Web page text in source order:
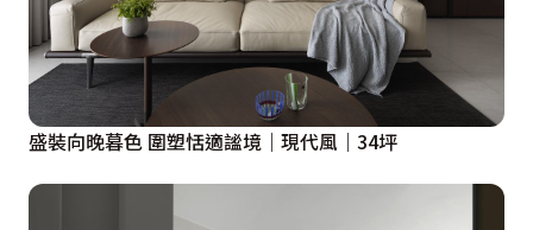
盛裝向晚暮色 圍塑恬適謐境｜現代風｜34坪